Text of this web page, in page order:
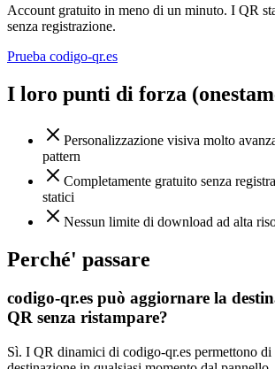
Account gratuito in meno di un minuto. I QR
senza registrazione.
Prueba codigo-qr.es
I loro punti di forza
Personalizzazione visiva molto
pattern
Completamente gratuito senza
statici
Nessun limite di download ad alta
Perché' passare
codigo-qr.es può aggiornare la
QR senza ristampare?
Sì. I QR dinamici di codigo-qr.es permettono